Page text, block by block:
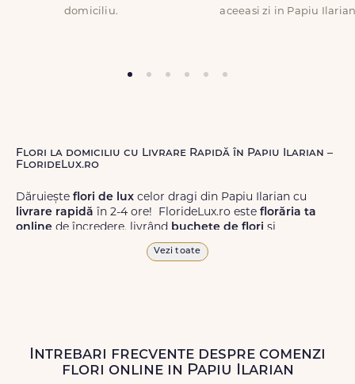
domiciliu.
aceeasi zi in Papiu
Flori la domiciliu cu Livrare Rapidă în Papiu Ilarian –
FlorideLux.ro
Dăruiește flori de lux celor dragi din Papiu Ilarian cu
livrare rapidă în 2-4 ore! FlorideLux.ro este florăria ta
online de încredere, livrând buchete de flori și
de calitate superioară în Papiu
Ilarian și în toată România.
Livrăm buchete de florichiar și înweekend, pentru ca tu
Vezi toate
Intrebari frecvente despre comenzi
flori online in Papiu Ilarian